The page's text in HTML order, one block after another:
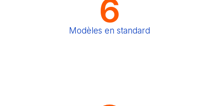
6
Modèles en standard